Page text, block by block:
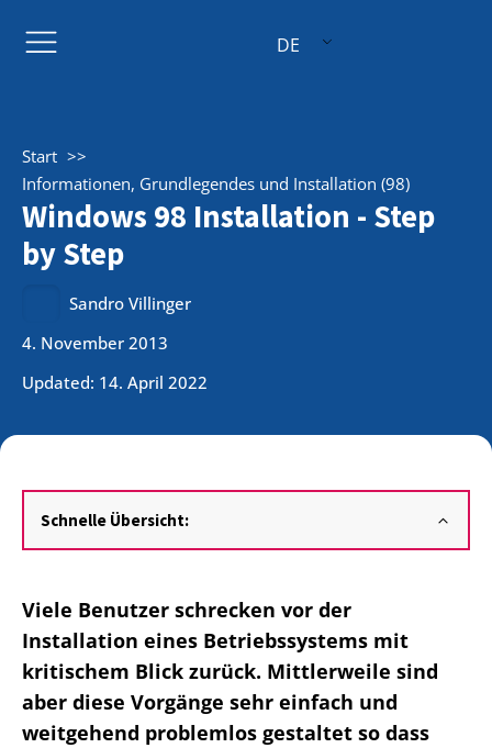
DE
Start
Informationen, Grundlegendes und Installation (98)
Windows 98 Installation - Step
by Step
Sandro Villinger
4. November 2013
Updated: 14. April 2022
Schnelle Übersicht:
Viele Benutzer schrecken vor der
Installation eines Betriebssystems mit
kritischem Blick zurück. Mittlerweile sind
aber diese Vorgänge sehr einfach und
weitgehend problemlos gestaltet so dass